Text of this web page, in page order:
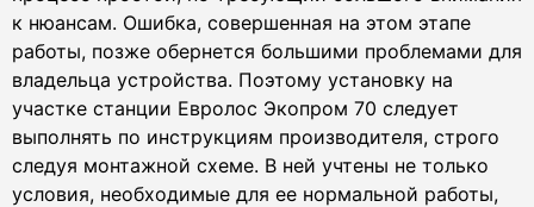
к нюансам. Ошибка, совершенная на этом этапе
работы, позже обернется большими проблемами для
владельца устройства. Поэтому установку на
участке станции Евролос Экопром 70 следует
выполнять по инструкциям производителя, строго
следуя монтажной схеме. В ней учтены не только
условия, необходимые для ее нормальной работы,